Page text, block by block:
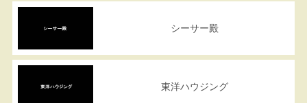
シーサー殿
東洋ハウジング